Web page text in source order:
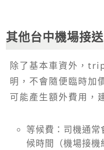
其他台中機場接
除了基本車資外，
明，不會隨便臨時加
可能產生額外費用，
等候費：司機通
候時間（機場接